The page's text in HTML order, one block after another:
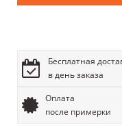
Бесплатная
в день заказа
Оплата
после примерки